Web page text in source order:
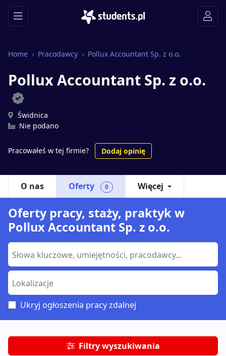
Home Pracodawcy Pollux Accountant Sp. z o.o.
Pollux Accountant Sp. z o.o.
Świdnica
Nie podano
Pracowałeś w tej firmie? Dodaj opinię
O nas Oferty 0 Więcej
Oferty pracy, staży, praktyk w
Pollux Accountant Sp. z o.o.
Ukryj ogłoszenia pracy zdalnej
Filtry wyszukiwania